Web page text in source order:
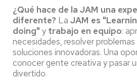
¿Qué hace de la JAM una
diferente? La JAM es
doing" y trabajo en equipo:
necesidades, resolver problemas
soluciones innovadoras. Una
conocer gente creativa y pasar
divertido.